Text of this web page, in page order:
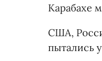
Карабахе
США,
пытались